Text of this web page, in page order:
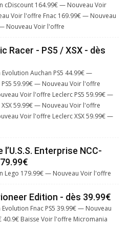
cDiscount 164.99€ — Nouveau Voir
Voir l'offre Fnac 169.99€ — Nouveau
Nouveau Voir l'offre
Racer - PS5 / XSX - dès
Auchan PS5 44.99€ —
59.99€ — Nouveau Voir l'offre
Voir l'offre Leclerc PS5 59.99€ —
59.99€ — Nouveau Voir l'offre
Voir l'offre Leclerc XSX 59.99€ —
Enterprise NCC-
Lego 179.99€ — Nouveau Voir l'offre
Edition - dès 39.99€
Fnac PS5 39.99€ — Nouveau
40.9€ Baisse Voir l'offre Micromania